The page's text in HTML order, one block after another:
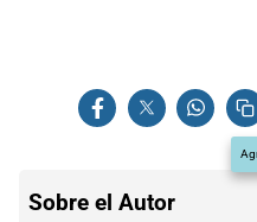
Sobre el Autor